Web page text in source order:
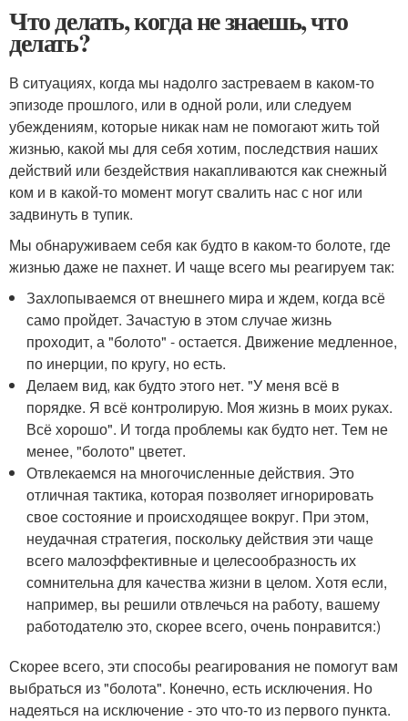
Что делать, когда не знаешь, что
делать?
В ситуациях, когда мы надолго застреваем в каком-то
эпизоде прошлого, или в одной роли, или следуем
убеждениям, которые никак нам не помогают жить той
жизнью, какой мы для себя хотим, последствия наших
действий или бездействия накапливаются как снежный
ком и в какой-то момент могут свалить нас с ног или
задвинуть в тупик.
Мы обнаруживаем себя как будто в каком-то болоте, где
жизнью даже не пахнет. И чаще всего мы реагируем так:
Захлопываемся от внешнего мира и ждем, когда всё
само пройдет. Зачастую в этом случае жизнь
проходит, а "болото" - остается. Движение медленное,
по инерции, по кругу, но есть.
Делаем вид, как будто этого нет. "У меня всё в
порядке. Я всё контролирую. Моя жизнь в моих руках.
Всё хорошо". И тогда проблемы как будто нет. Тем не
менее, "болото" цветет.
Отвлекаемся на многочисленные действия. Это
отличная тактика, которая позволяет игнорировать
свое состояние и происходящее вокруг. При этом,
неудачная стратегия, поскольку действия эти чаще
всего малоэффективные и целесообразность их
сомнительна для качества жизни в целом. Хотя если,
например, вы решили отвлечься на работу, вашему
работодателю это, скорее всего, очень понравится:)
Скорее всего, эти способы реагирования не помогут вам
выбраться из "болота". Конечно, есть исключения. Но
надеяться на исключение - это что-то из первого пункта.